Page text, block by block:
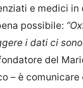
e medici
possibile:
i dati ci
del
– è